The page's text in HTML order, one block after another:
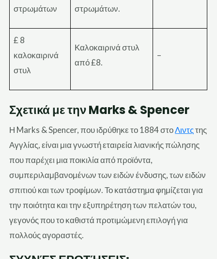
στρωμάτων
στρωμάτων.
£ 8
καλοκαιρινά
στυλ
Καλοκαιρινά στυλ
από £8.
–
Σχετικά με την Marks & Spencer
Η Marks & Spencer, που ιδρύθηκε το 1884 στοΛιντςτης
Αγγλίας, είναι μια γνωστή εταιρεία λιανικής πώλησης
που παρέχει μια ποικιλία απόπροϊόντα,
συμπεριλαμβανομένων των ειδών ένδυσης, των ειδών
σπιτιού και των τροφίμων. Το κατάστημα φημίζεται για
την ποιότητα και την εξυπηρέτηση των πελατών του,
γεγονός που το καθιστά προτιμώμενη επιλογή για
πολλούς αγοραστές.